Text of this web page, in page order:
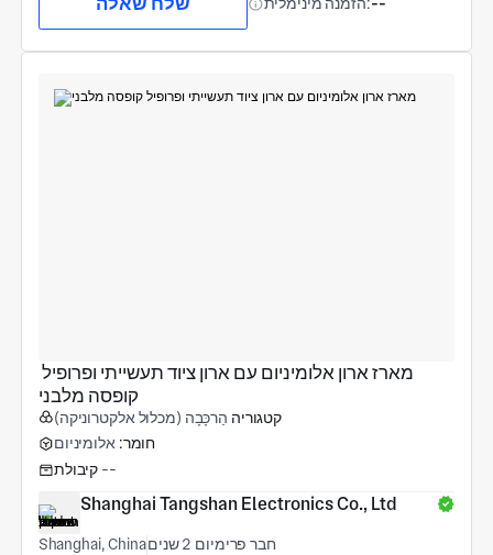
הזמנה מינימלית:--
קופסה מלבני
קטגוריה הַרכָּבָה (מכלול אלקטרוניקה)
חומר: אלומיניום
קיבולת --
Shanghai Tangshan Electronics Co., Ltd
Shanghai, China חבר פרימיום 2 שנים